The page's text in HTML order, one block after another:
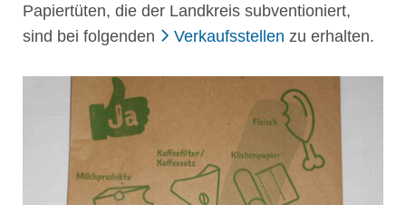
Papiertüten, die der Landkreis subventioniert,
sind bei folgenden
Verkaufsstellen zu erhalten.